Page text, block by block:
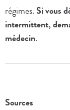
régimes.Si vous
intermittent,
médecin.
Sources